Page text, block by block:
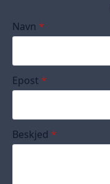
Navn *
Epost *
Beskjed *